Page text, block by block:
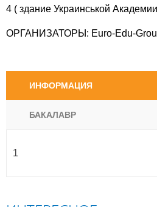
4 ( здание Украинськой
ОРГАНИЗАТОРЫ: Euro-Edu-
ИНФОРМАЦИЯ
БАКАЛАВР
1